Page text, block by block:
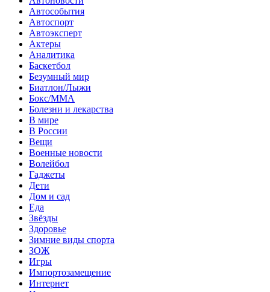
Автособытия
Автоспорт
Автоэксперт
Актеры
Аналитика
Баскетбол
Безумный мир
Биатлон/Лыжи
Бокс/MMA
Болезни и лекарства
В мире
В России
Вещи
Военные новости
Волейбол
Гаджеты
Дети
Дом и сад
Еда
Звёзды
Здоровье
Зимние виды спорта
ЗОЖ
Игры
Импортозамещение
Интернет